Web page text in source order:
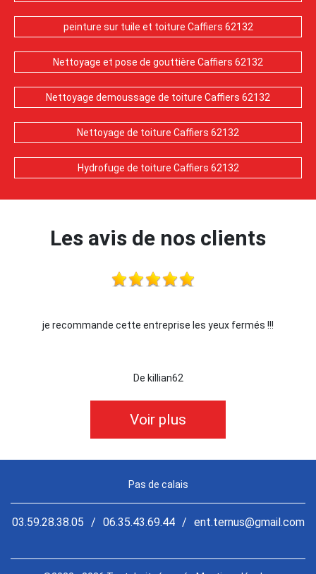
peinture sur tuile et toiture Caffiers 62132
Nettoyage et pose de gouttière Caffiers 62132
Nettoyage demoussage de toiture Caffiers 62132
Nettoyage de toiture Caffiers 62132
Hydrofuge de toiture Caffiers 62132
Les avis de nos clients
je recommande cette entreprise les yeux fermés !!!
De killian62
Voir plus
Pas de calais
03.59.28.38.05 / 06.35.43.69.44 / ent.ternus@gmail.com